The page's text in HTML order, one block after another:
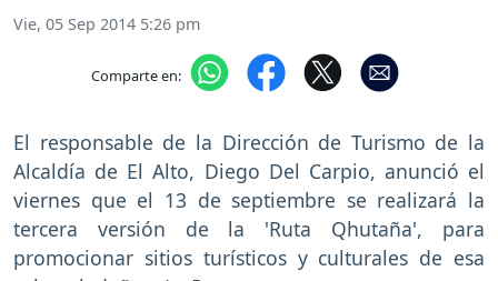
Vie, 05 Sep 2014 5:26 pm
Comparte en:
El responsable de la Dirección de Turismo de la
Alcaldía de El Alto, Diego Del Carpio, anunció el
viernes que el 13 de septiembre se realizará la
tercera versión de la 'Ruta Qhutaña', para
promocionar sitios turísticos y culturales de esa